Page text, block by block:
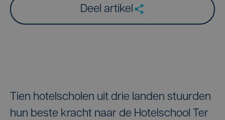
Deel artikel
Tien hotelscholen uit drie landen stuurden
hun beste kracht naar de Hotelschool Ter